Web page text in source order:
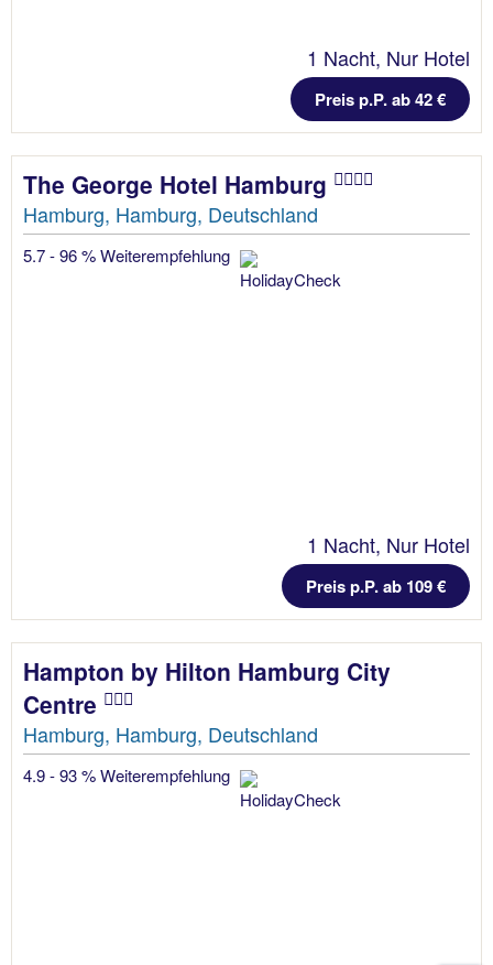
1 Nacht, Nur Hotel
Preis p.P. ab 42 €
The George Hotel Hamburg
Hamburg, Hamburg, Deutschland
5.7 - 96 % Weiterempfehlung
1 Nacht, Nur Hotel
Preis p.P. ab 109 €
Hampton by Hilton Hamburg City
Centre
Hamburg, Hamburg, Deutschland
4.9 - 93 % Weiterempfehlung